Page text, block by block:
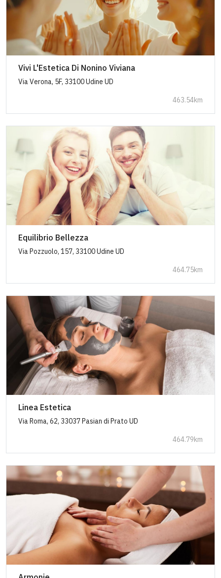
Vivi L'Estetica Di Nonino Viviana
Via Verona, 5F, 33100 Udine UD
463.54km
Equilibrio Bellezza
Via Pozzuolo, 157, 33100 Udine UD
464.75km
Linea Estetica
Via Roma, 62, 33037 Pasian di Prato UD
464.79km